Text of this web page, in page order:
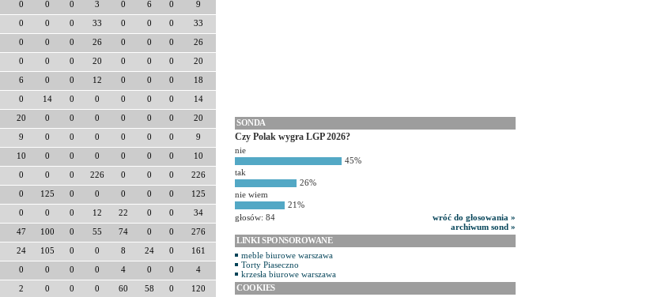
0 0 0 3 0 6 0 9
0 0 0 33 0 0 0 33
0 0 0 26 0 0 0 26
0 0 0 20 0 0 0 20
6 0 0 12 0 0 0 18
0 14 0 0 0 0 0 14
20 0 0 0 0 0 0 20
9 0 0 0 0 0 0 9
10 0 0 0 0 0 0 10
0 0 0 226 0 0 0 226
0 125 0 0 0 0 0 125
0 0 0 12 22 0 0 34
47 100 0 55 74 0 0 276
24 105 0 0 8 24 0 161
0 0 0 0 4 0 0 4
2 0 0 0 60 58 0 120
SONDA
Czy Polak wygra LGP 2026?
nie
45%
tak
26%
nie wiem
21%
głosów: 84
wróć do głosowania »
archiwum sond »
LINKI SPONSOROWANE
meble biurowe warszawa
Torty Piaseczno
krzesła biurowe warszawa
COOKIES